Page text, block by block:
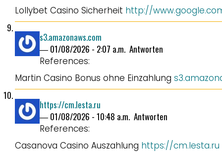
Lollybet Casino Sicherheit http://
s3.amazonaws.com
― 01/08/2026 - 2:07 a.m. Antworten
References:
Martin Casino Bonus ohne Einzahlung
https://cm.lesta.ru
― 01/08/2026 - 10:48 a.m. Antworten
References:
Casanova Casino Auszahlung https://cm.lesta.ru